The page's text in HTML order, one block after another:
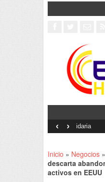
‹ ›
Inicio » Negocios»
descarta
activos en EEUU